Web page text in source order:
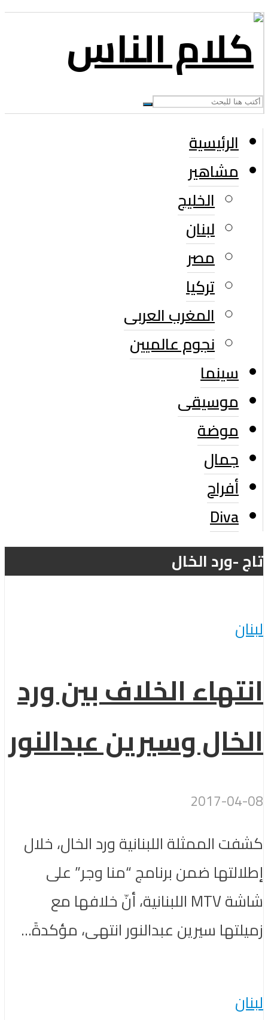
الرئيسية
مشاهير
الخليج
لبنان
مصر
تركيا
المغرب العربى
نجوم عالميين
سينما
موسيقى
موضة
جمال
أفراح
Diva
تاج -ورد الخال
لبنان
انتهاء الخلاف بين ورد
الخال وسيرين عبدالنور
2017-04-08
كشفت الممثلة اللبنانية ورد الخال، خلال
إطلالتها ضمن برنامج “منا وجر” على
شاشة MTV اللبنانية، أنّ خلافها مع
زميلتها سيرين عبدالنور انتهى، مؤكدةً...
لبنان